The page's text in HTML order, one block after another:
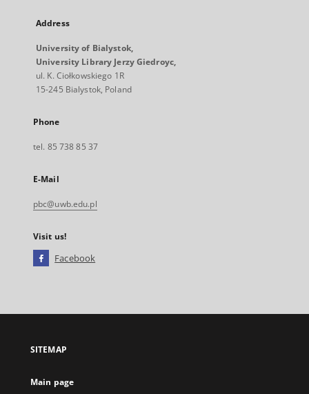
Address
University of Bialystok,
University Library Jerzy Giedroyc,
ul. K. Ciołkowskiego 1R
15-245 Bialystok, Poland
Phone
tel. 85 738 85 37
E-Mail
pbc@uwb.edu.pl
Visit us!
Facebook
open
new
SITEMAP
Main page